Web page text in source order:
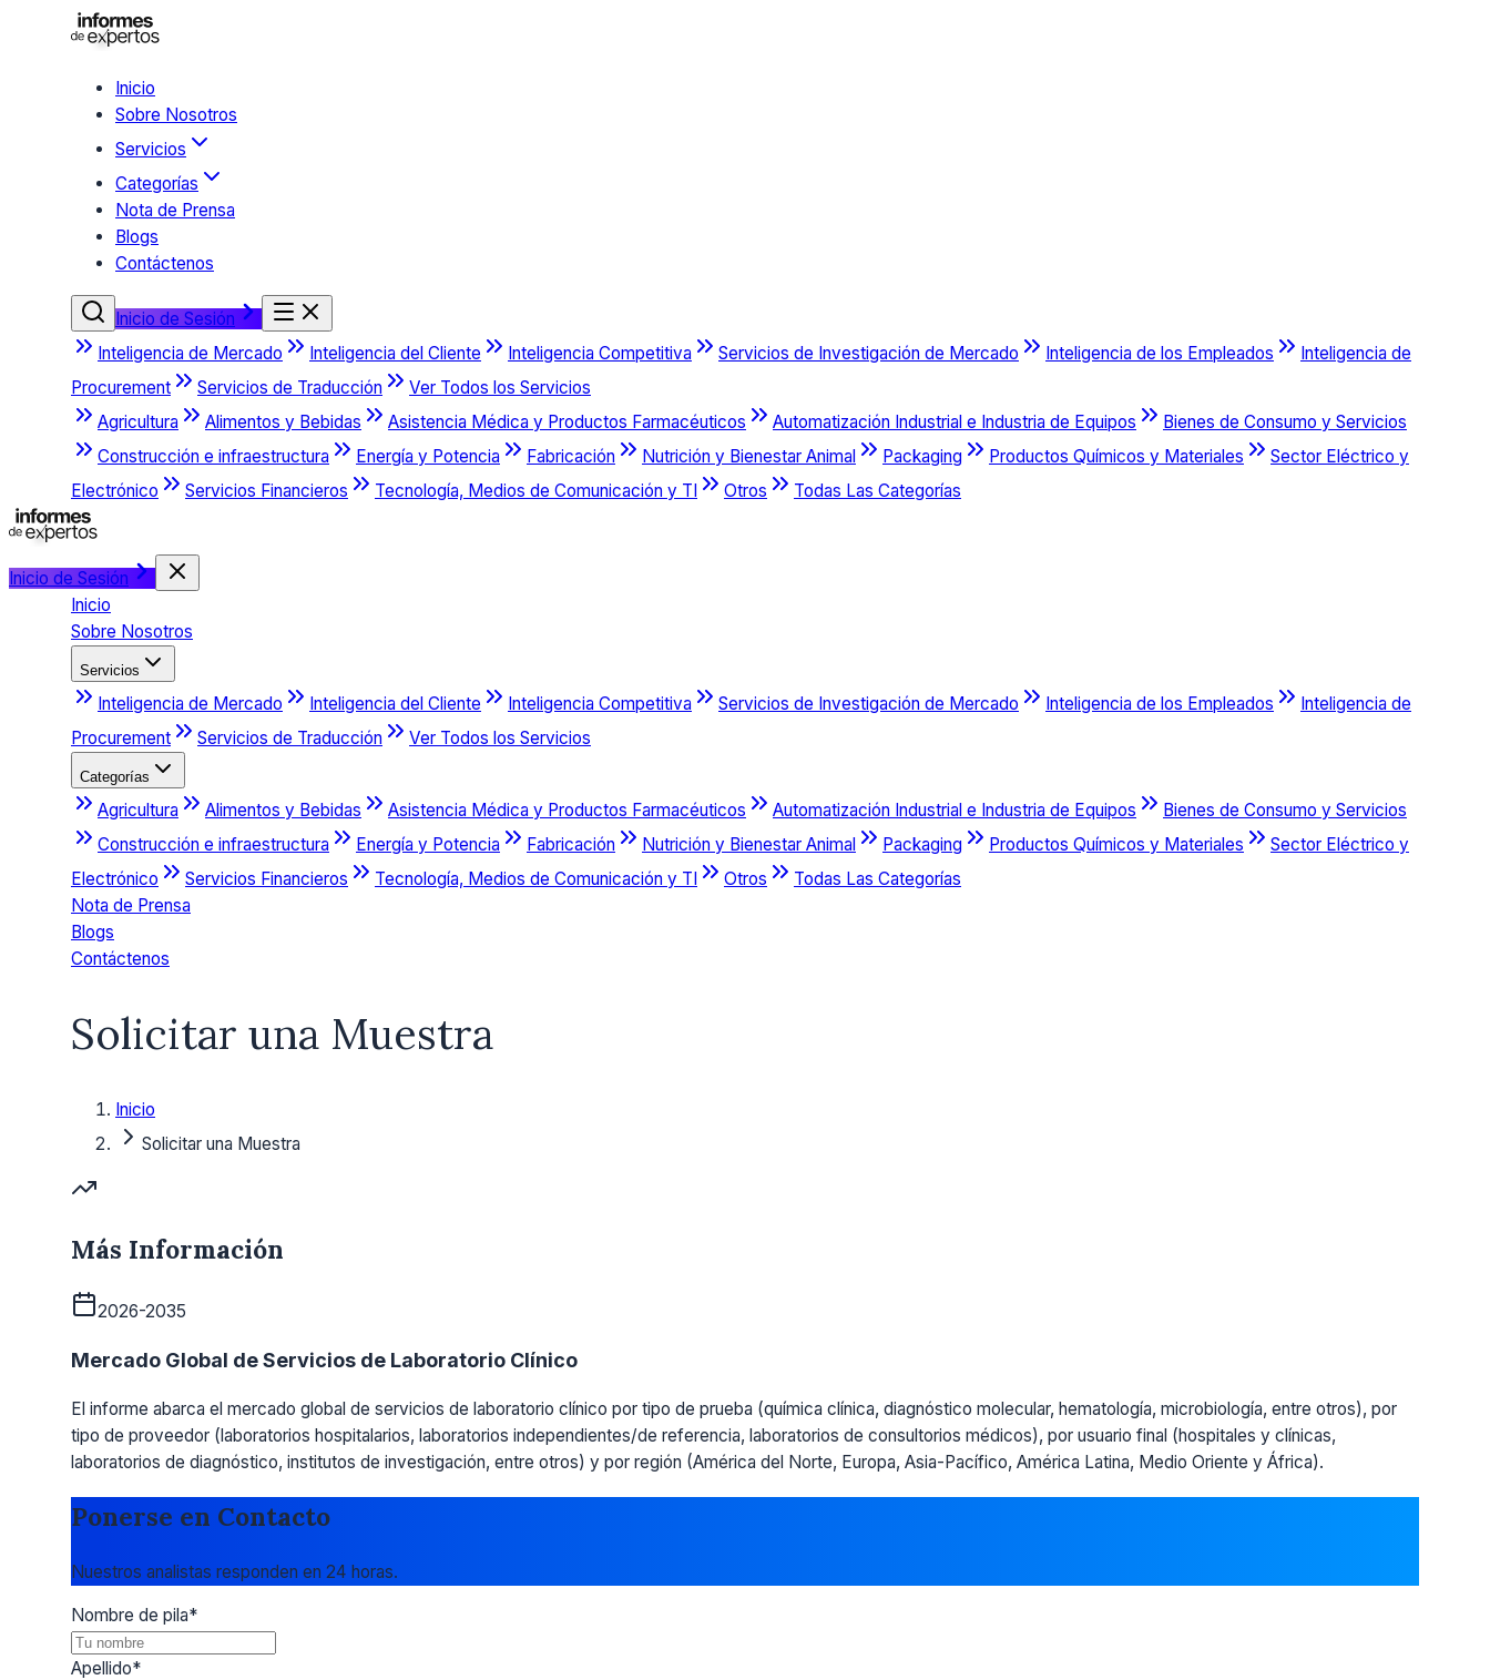
Inicio
Sobre Nosotros
Servicios
Categorías
Nota de Prensa
Blogs
Contáctenos
Inicio de Sesión
Inteligencia de Mercado
Inteligencia del Cliente Inteligencia Competitiva Servicios de Investigación de Mercado Inteligencia de los Empleados
Inteligencia de
Procurement
Servicios de Traducción
Ver Todos los Servicios
Agricultura
Alimentos y Bebidas Asistencia Médica y Productos Farmacéuticos Automatización Industrial e Industria de Equipos
Bienes de Consumo y Servicios
Construcción e infraestructura
Energía y Potencia Fabricación Nutrición y Bienestar Animal Packaging Productos Químicos y Materiales
Sector Eléctrico y
Electrónico
Servicios Financieros Tecnología, Medios de Comunicación y TI Otros Todas Las Categorías
Inicio de Sesión
Inicio
Sobre Nosotros
Servicios
Inteligencia de Mercado Inteligencia del Cliente Inteligencia Competitiva Servicios de Investigación de Mercado Inteligencia de los Empleados
Inteligencia de
Procurement
Servicios de Traducción Ver Todos los Servicios
Categorías
Agricultura Alimentos y Bebidas Asistencia Médica y Productos Farmacéuticos Automatización Industrial e Industria de Equipos
Bienes de Consumo y Servicios
Construcción e infraestructura
Energía y Potencia Fabricación Nutrición y Bienestar Animal Packaging Productos Químicos y Materiales
Sector Eléctrico y
Electrónico
Servicios Financieros Tecnología, Medios de Comunicación y TI Otros
Todas Las Categorías
Nota de Prensa
Blogs
Contáctenos
Solicitar una Muestra
Inicio
Solicitar una Muestra
Más Información
2026-2035
Mercado Global de Servicios de Laboratorio Clínico
El informe abarca el mercado global de servicios de laboratorio clínico por tipo de prueba (química clínica, diagnóstico molecular, hematología, microbiología, entre otros), por
tipo de proveedor (laboratorios hospitalarios, laboratorios independientes/de referencia, laboratorios de consultorios médicos), por usuario final (hospitales y clínicas,
laboratorios de diagnóstico, institutos de investigación, entre otros) y por región (América del Norte, Europa, Asia-Pacífico, América Latina, Medio Oriente y África).
Ponerse en Contacto
Nuestros analistas responden en 24 horas.
Nombre de pila*
Apellido*